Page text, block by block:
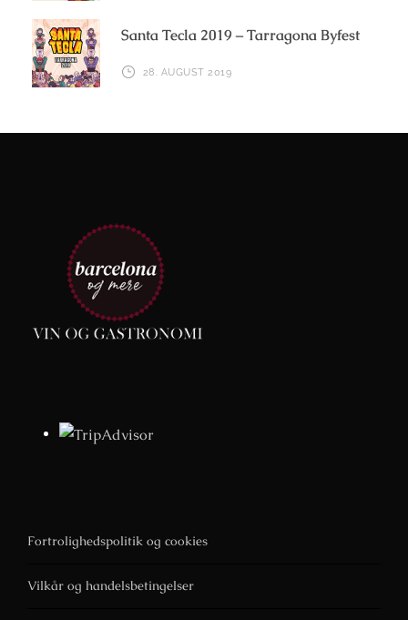
Santa Tecla 2019 – Tarragona Byfest
28. AUGUST 2019
Fortrolighedspolitik og cookies
Vilkår og handelsbetingelser